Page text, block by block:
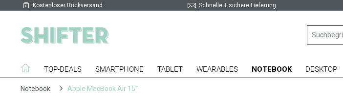
Kostenloser Rückversand Schnelle + sichere Lieferung
TOP-DEALS SMARTPHONE TABLET WEARABLES NOTEBOOK DESKTOP
Notebook Apple MacBook Air 15"